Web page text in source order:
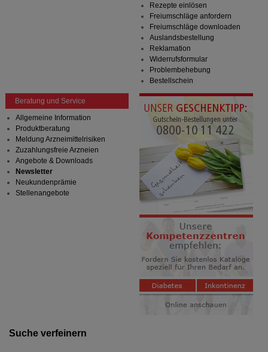
Suche verfeinern
Rezepte einlösen
Freiumschläge anfordern
Freiumschläge downloaden
Auslandsbestellung
Reklamation
Widerrufsformular
Problembehebung
Bestellschein
Beratung und Service
Allgemeine Information
Produktberatung
Meldung Arzneimittelrisiken
Zuzahlungsfreie Arzneien
Angebote & Downloads
Newsletter
Neukundenprämie
Stellenangebote